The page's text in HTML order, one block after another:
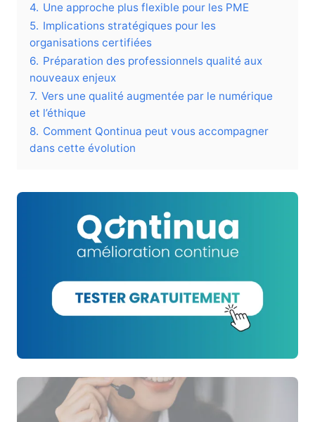
4. Une approche plus flexible pour les PME
5. Implications stratégiques pour les
organisations certifiées
6. Préparation des professionnels qualité aux
nouveaux enjeux
7. Vers une qualité augmentée par le numérique
et l’éthique
8. Comment Qontinua peut vous accompagner
dans cette évolution